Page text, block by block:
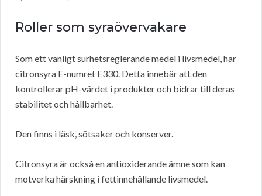
Roller som syraövervakare
Som ett vanligt surhetsreglerande medel i livsmedel, har
citronsyra E-numret E330. Detta innebär att den
kontrollerar pH-värdet i produkter och bidrar till deras
stabilitet och hållbarhet.
Den finns i läsk, sötsaker och konserver.
Citronsyra är också en antioxiderande ämne som kan
motverka härskning i fettinnehållande livsmedel.